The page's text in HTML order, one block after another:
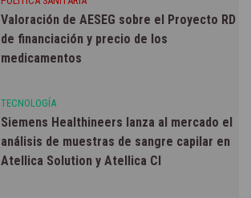
Valoración de AESEG sobre el Proyecto RD
de financiación y precio de los
medicamentos
TECNOLOGÍA
Siemens Healthineers lanza al mercado el
análisis de muestras de sangre capilar en
Atellica Solution y Atellica CI